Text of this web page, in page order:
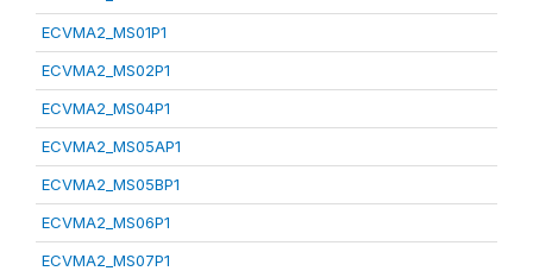
ECVMA2_MS01P1
ECVMA2_MS02P1
ECVMA2_MS04P1
ECVMA2_MS05AP1
ECVMA2_MS05BP1
ECVMA2_MS06P1
ECVMA2_MS07P1